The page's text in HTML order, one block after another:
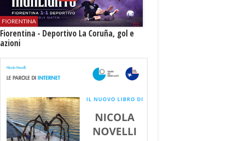
FIORENTINA
Fiorentina - Deportivo La Coruña, gol e
azioni